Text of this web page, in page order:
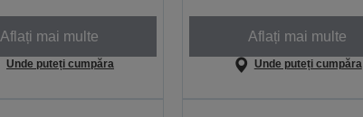
Aflați mai multe
Unde puteți cumpăra
Aflați mai multe
Unde puteți cumpăra